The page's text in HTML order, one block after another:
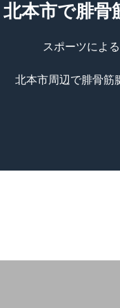
北本市で腓骨
スポーツによ
北本市周辺で腓骨筋